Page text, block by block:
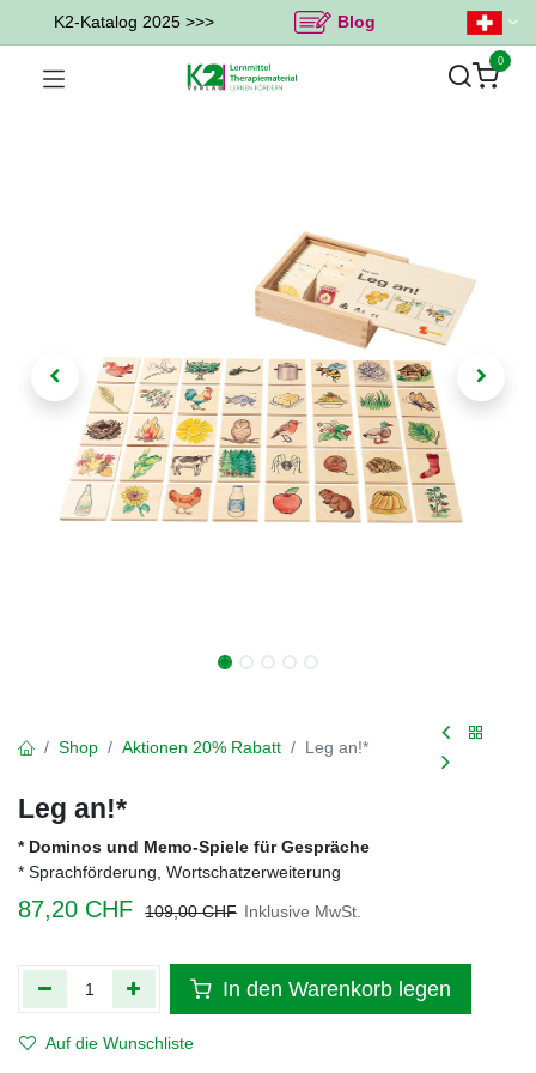
K2-Katalog 2025 >>> Blog
0
Shop Aktionen 20% Rabatt Leg an!*
Leg an!*
* Dominos und Memo-Spiele für Gespräche
* Sprachförderung, Wortschatzerweiterung
87,20 CHF 109,00CHF Inklusive MwSt.
In den Warenkorb legen
Auf die Wunschliste